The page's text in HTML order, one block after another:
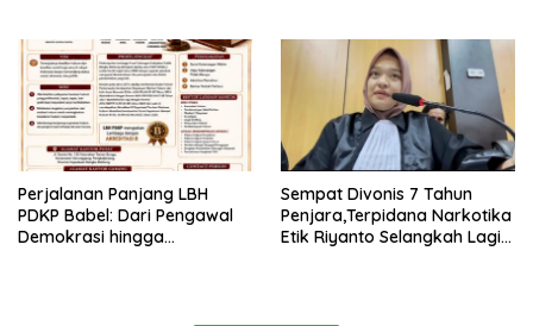
Berkeadilan
Perjalanan Panjang LBH
PDKP Babel: Dari Pengawal
Demokrasi hingga
Sempat Divonis 7 Tahun
Penjara,Terpidana Narkotika
Etik Riyanto Selangkah Lagi